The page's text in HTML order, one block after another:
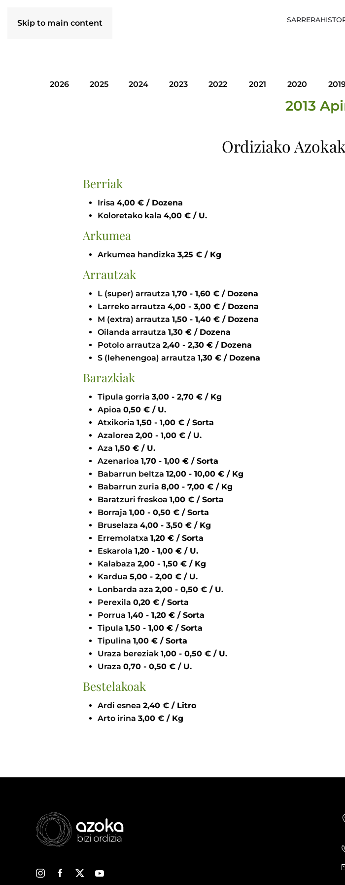
Skip to main content SARRERA
2026 2025 2024 2023 2022 2021 2020
2013
Ordiziako
Berriak
Irisa
4,00 € / Dozena
Koloretako kala
4,00 € / U.
Arkumea
Arkumea handizka 3,25 € / Kg
Arrautzak
L (super) arrautza
1,70 - 1,60 € / Dozena
Larreko arrautza
4,00 - 3,00 € / Dozena
M (extra) arrautza
1,50 - 1,40 € / Dozena
Oilanda arrautza
1,30 € / Dozena
Potolo arrautza
2,40 - 2,30 € / Dozena
S (lehenengoa) arrautza
1,30 € / Dozena
Barazkiak
Tipula gorria
3,00 - 2,70 € / Kg
Apioa
0,50 € / U.
Atxikoria
1,50 - 1,00 € / Sorta
Azalorea
2,00 - 1,00 € / U.
Aza
1,50 € / U.
Azenarioa
1,70 - 1,00 € / Sorta
Babarrun beltza
12,00 - 10,00 € / Kg
Babarrun zuria
8,00 - 7,00 € / Kg
Baratzuri freskoa
1,00 € / Sorta
Borraja
1,00 - 0,50 € / Sorta
Bruselaza
4,00 - 3,50 € / Kg
Erremolatxa
1,20 € / Sorta
Eskarola
1,20 - 1,00 € / U.
Kalabaza
2,00 - 1,50 € / Kg
Kardua
5,00 - 2,00 € / U.
Lonbarda aza
2,00 - 0,50 € / U.
Perexila
0,20 € / Sorta
Porrua
1,40 - 1,20 € / Sorta
Tipula
1,50 - 1,00 € / Sorta
Tipulina
1,00 € / Sorta
Uraza bereziak
1,00 - 0,50 € / U.
Uraza
0,70 - 0,50 € / U.
Bestelakoak
Ardi esnea
2,40 € / Litro
Arto irina
3,00 € / Kg